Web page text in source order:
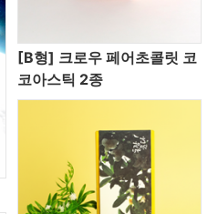
[B형] 크로우 페어초콜릿 코
코아스틱 2종